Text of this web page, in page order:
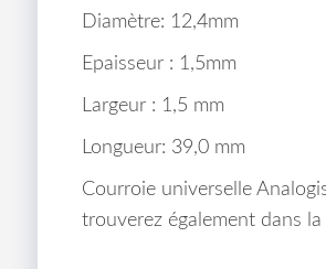
Diamètre: 12,4mm
Epaisseur : 1,5mm
Largeur : 1,5 mm
Longueur: 39,0 mm
Courroie universelle
trouverez également dans